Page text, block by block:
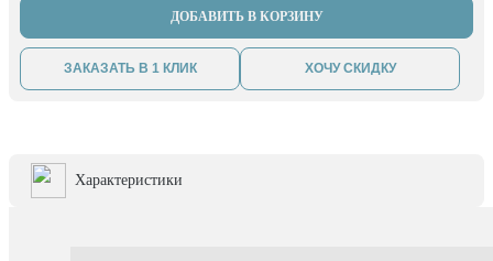
ДОБАВИТЬ В КОРЗИНУ
ЗАКАЗАТЬ В 1 КЛИК ХОЧУ СКИДКУ
Характеристики